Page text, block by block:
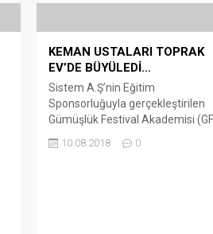
KEMAN USTALARI TOPRAK
EV’DE BÜYÜLEDİ…
Sistem A.Ş’nin Eğitim
Sponsorluğuyla gerçekleştirilen
Gümüşlük Festival Akademisi
kapsamında keman öğrencilerinin
verdiği konser izleyiciyi büyüledi.
10.08.2018 0